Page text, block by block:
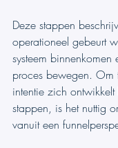
Deze stappen
operationeel gebeurt
systeem
proces bewegen.
intentie zich
stappen, is het nuttig
vanuit een